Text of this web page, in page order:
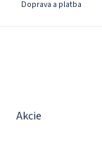
Doprava a platba
Akcie